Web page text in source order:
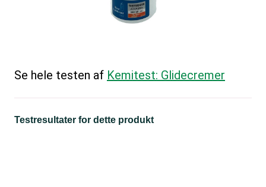
Se hele testen af Kemitest: Glidecremer
Testresultater for dette produkt